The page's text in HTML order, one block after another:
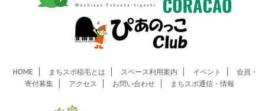
HOME まちスポ稲毛とは スペース利用案内 イベント
会員・
寄付募集
アクセス お問い合わせ まちスポ通信・情報